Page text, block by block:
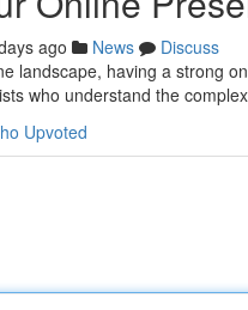
ago News
Discuss
landscape, having a strong
who understand the
Upvoted